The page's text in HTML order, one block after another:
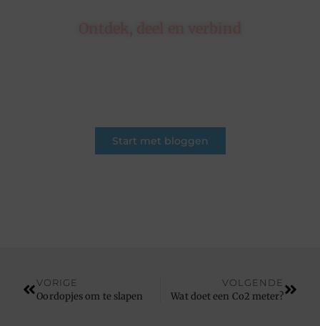
Start met bloggen
VORIGE
Oordopjes om te slapen
VOLGENDE
Wat doet een Co2 meter?